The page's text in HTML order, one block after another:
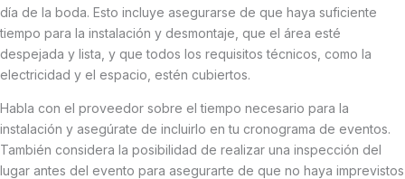
día de la boda. Esto incluye asegurarse de que haya suficiente
tiempo para la instalación y desmontaje, que el área esté
despejada y lista, y que todos los requisitos técnicos, como la
electricidad y el espacio, estén cubiertos.
Habla con el proveedor sobre el tiempo necesario para la
instalación y asegúrate de incluirlo en tu cronograma de eventos.
También considera la posibilidad de realizar una inspección del
lugar antes del evento para asegurarte de que no haya imprevistos